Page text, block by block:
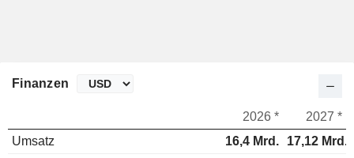
Finanzen
2026 *
2027 *
Umsatz
16,4 Mrd.
17,12 Mrd.